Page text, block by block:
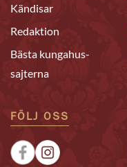
Kändisar
Redaktion
Bästa kungahus-
sajterna
FÖLJ OSS